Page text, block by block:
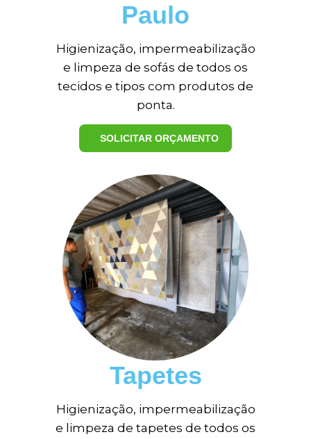
Paulo
Higienização, impermeabilização
e limpeza de sofás de todos os
tecidos e tipos com produtos de
ponta.
SOLICITAR ORÇAMENTO
Tapetes
Higienização, impermeabilização
e limpeza de tapetes de todos os